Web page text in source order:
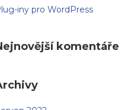
iny pro WordPress
komentáře